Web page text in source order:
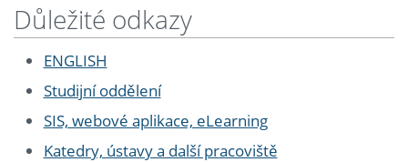
Důležité odkazy
ENGLISH
Studijní oddělení
SIS, webové aplikace, eLearning
Katedry, ústavy a další pracoviště